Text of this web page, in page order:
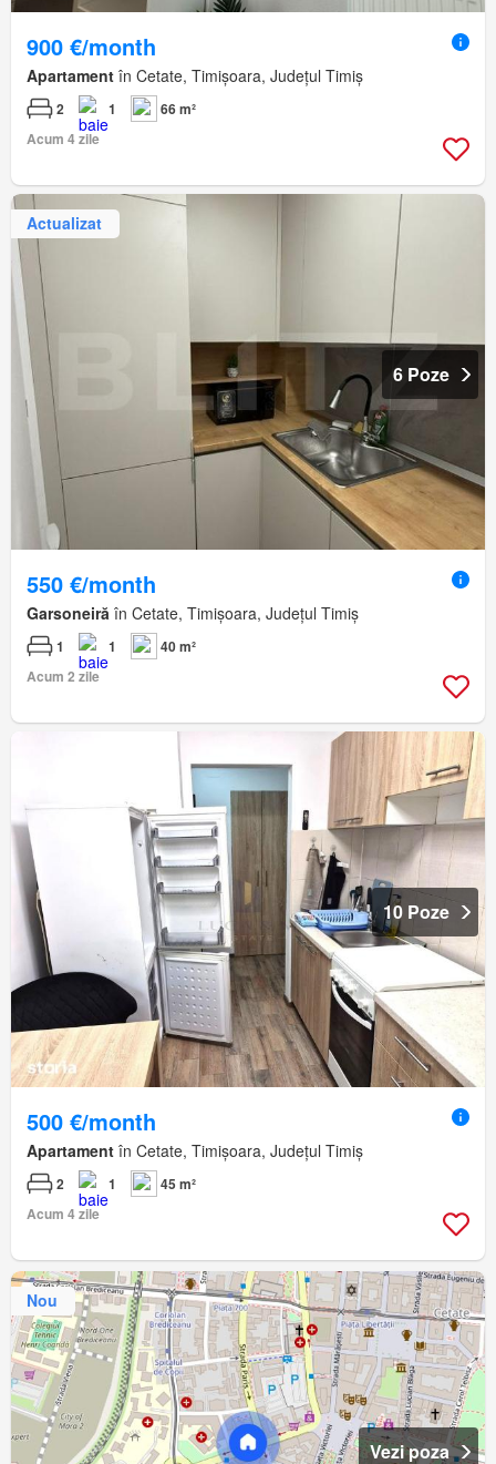
900 €/month
Apartament în Cetate, Timișoara, Județul Timiș
2 1
66 m²
Acum 4 zile
Actualizat
6 Poze
550 €/month
Garsoneiră în Cetate, Timișoara, Județul Timiș
1 1
40 m²
Acum 2 zile
10 Poze
500 €/month
Apartament în Cetate, Timișoara, Județul Timiș
2 1
45 m²
Acum 4 zile
Nou
Vezi poza